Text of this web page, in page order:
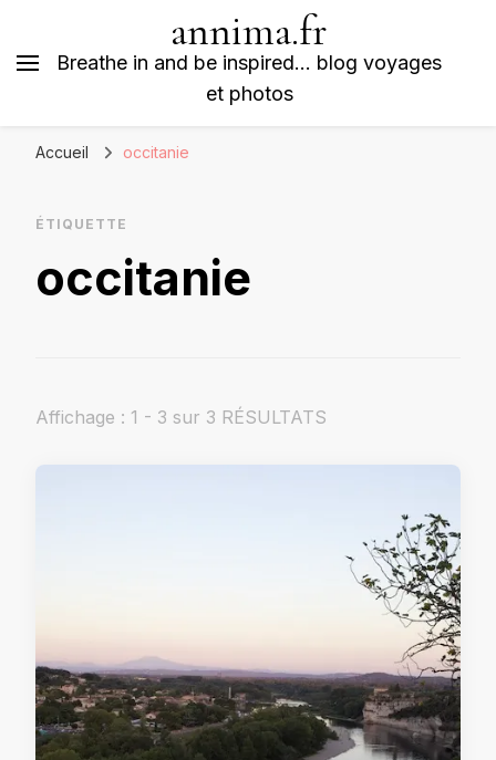
annima.fr
Breathe in and be inspired… blog voyages
et photos
Accueil occitanie
ÉTIQUETTE
occitanie
Affichage : 1 - 3 sur 3 RÉSULTATS